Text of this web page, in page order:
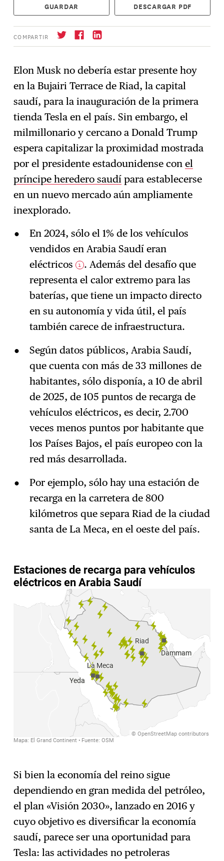
GUARDAR DESCARGAR PDF
COMPARTIR
→ Suscríbase
Elon Musk no debería estar presente hoy
en la Bujairi Terrace de Riad, la capital
saudí, para la inauguración de la primera
tienda Tesla en el país. Sin embargo, el
milmillonario y cercano a Donald Trump
espera capitalizar la proximidad mostrada
por el presidente estadounidense conel
príncipe heredero saudí para establecerse
en un nuevo mercado aún ampliamente
inexplorado.
En 2024, sólo el 1% de los vehículos
vendidos en Arabia Saudí eran
eléctricos
1 . Además del desafío que
representa el calor extremo para las
baterías, que tiene un impacto directo
en su autonomía y vida útil, el país
también carece de infraestructura.
Según datos públicos, Arabia Saudí,
que cuenta con más de 33 millones de
habitantes, sólo disponía, a 10 de abril
de 2025, de 105 puntos de recarga de
vehículos eléctricos, es decir, 2.700
veces menos puntos por habitante que
los Países Bajos, el país europeo con la
red más desarrollada.
Por ejemplo, sólo hay una estación de
recarga en la carretera de 800
kilómetros que separa Riad de la ciudad
santa de La Meca, en el oeste del país.
Si bien la economía del reino sigue
dependiendo en gran medida del petróleo,
el plan «Visión 2030», lanzado en 2016 y
cuyo objetivo es diversificar la economía
saudí, parece ser una oportunidad para
Tesla: las actividades no petroleras